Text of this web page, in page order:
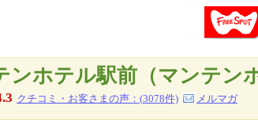
ンホテル駅前（マンテン
クチコミ・お客さまの声：(3078件) メルマガ